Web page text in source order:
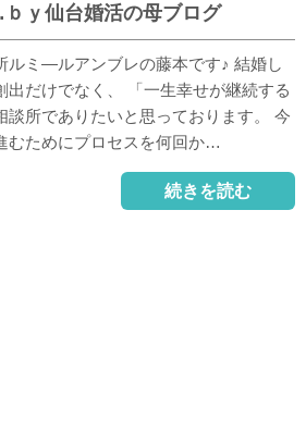
ｙ仙台婚活の母ブログ
ルミ―ルアンブレの藤本です♪ 結婚し
出だけでなく、 「一生幸せが継続する
談所でありたいと思っております。 今
むためにプロセスを何回か…
続きを読む